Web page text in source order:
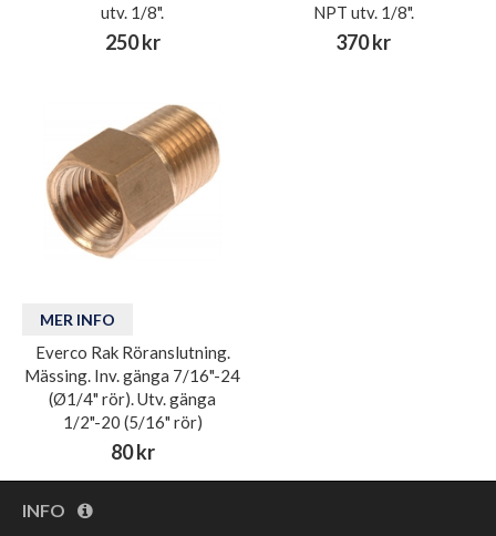
utv. 1/8".
250 kr
NPT utv. 1/8".
370 kr
MER INFO
Everco Rak Röranslutning.
Mässing. Inv. gänga 7/16"-24
(Ø1/4" rör). Utv. gänga
1/2"-20 (5/16" rör)
80 kr
INFO